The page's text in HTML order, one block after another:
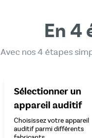
En 4
Avec nos 4 étapes
Sélectionner un
appareil auditif
Choisissez votre appareil
auditif parmi différents